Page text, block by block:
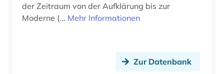
der Zeitraum von der Aufklärung bis zur
Moderne (... Mehr Informationen
Zur Datenbank